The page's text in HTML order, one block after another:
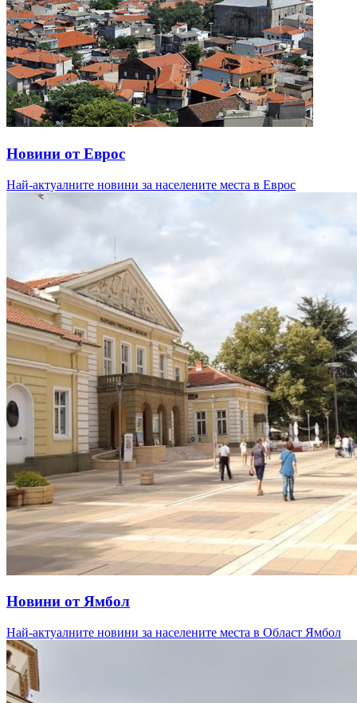
Новини от Еврос
Най-актуалните новини за населените места в Еврос
Новини от Ямбол
Най-актуалните новини за населените места в Oбласт Ямбол